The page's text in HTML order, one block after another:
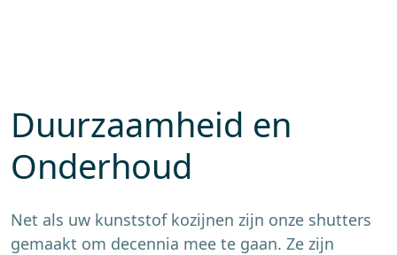
Duurzaamheid en
Onderhoud
Net als uw kunststof kozijnen zijn onze shutters
gemaakt om decennia mee te gaan. Ze zijn